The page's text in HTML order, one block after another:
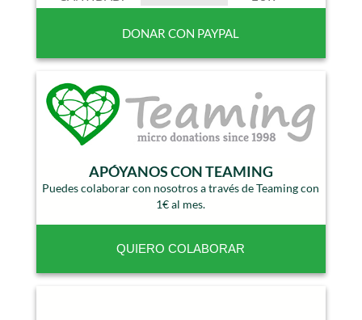
APÓYANOS CON TEAMING
Puedes colaborar con nosotros a través de Teaming con
1€ al mes.
QUIERO COLABORAR